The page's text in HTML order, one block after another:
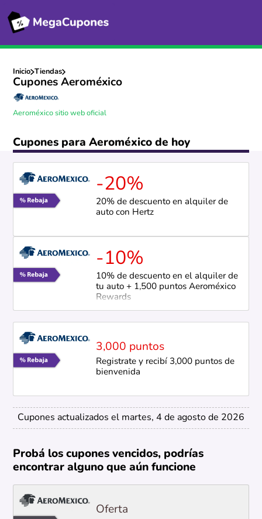
Inicio Tiendas
Cupones Aeroméxico
Aeroméxico sitio web oficial
Cupones para Aeroméxico de hoy
-20%
20% de descuento en alquiler de
auto con Hertz
-10%
10% de descuento en el alquiler de
tu auto + 1,500 puntos Aeroméxico
Rewards
3,000 puntos
Registrate y recibí 3,000 puntos de
bienvenida
Cupones actualizados el martes, 4 de agosto de 2026
Probá los cupones vencidos, podrías
encontrar alguno que aún funcione
Oferta